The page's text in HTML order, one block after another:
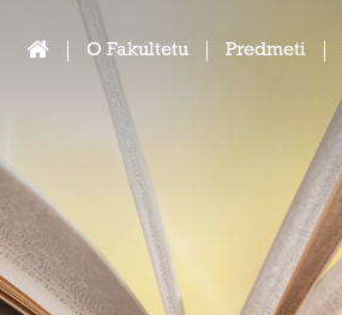
O Fakultetu Predmeti